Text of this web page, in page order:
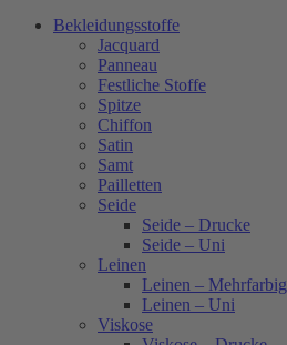
Bekleidungsstoffe
Jacquard
Panneau
Festliche Stoffe
Spitze
Chiffon
Satin
Samt
Pailletten
Seide
Seide – Drucke
Seide – Uni
Leinen
Leinen – Mehrfarbig
Leinen – Uni
Viskose